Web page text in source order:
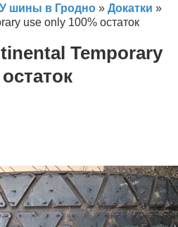
шины в Гродно » Докатки »
use only 100% остаток
Temporary